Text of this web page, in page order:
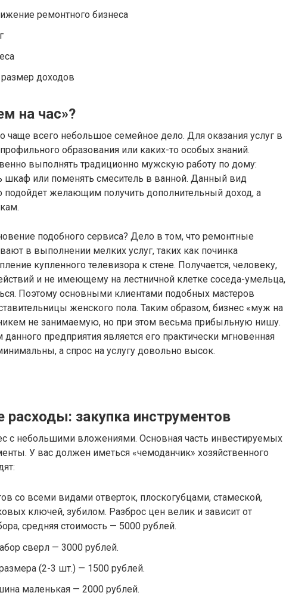
ремонтного бизнеса
доходов
на час»?
чаще всего небольшое семейное дело. Для оказания услуг в
образования или каких-то особых знаний.
выполнять традиционно мужскую работу по дому:
шкаф или поменять смеситель в ванной. Данный вид
подойдет желающим получить дополнительный доход, а
подобного сервиса? Дело в том, что ремонтные
в выполнении мелких услуг, таких как починка
купленного телевизора к стене. Получается, человеку,
и не имеющему на лестничной клетке соседа-умельца,
Поэтому основными клиентами подобных мастеров
женского пола. Таким образом, бизнес «муж на
не занимаемую, но при этом весьма прибыльную нишу.
предприятия является его практически мгновенная
а спрос на услугу довольно высок.
расходы: закупка инструментов
с небольшими вложениями. Основная часть инвестируемых
У вас должен иметься «чемоданчик» хозяйственного
со всеми видами отверток, плоскогубцами, стамеской,
ключей, зубилом. Разброс цен велик и зависит от
средняя стоимость — 5000 рублей.
сверл — 3000 рублей.
(2-3 шт.) — 1500 рублей.
маленькая — 2000 рублей.